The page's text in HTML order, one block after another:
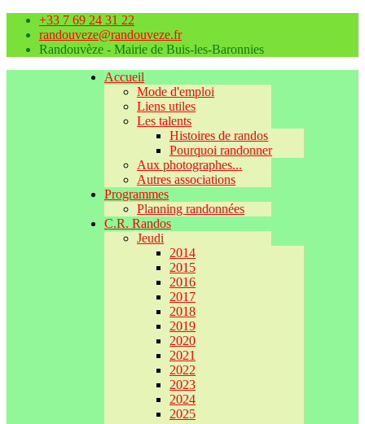
+33 7 69 24 31 22
randouveze@randouveze.fr
Randouvèze - Mairie de Buis-les-Baronnies
Accueil
Mode d'emploi
Liens utiles
Les talents
Histoires de randos
Pourquoi randonner
Aux photographes...
Autres associations
Programmes
Planning randonnées
C.R. Randos
Jeudi
2014
2015
2016
2017
2018
2019
2020
2021
2022
2023
2024
2025